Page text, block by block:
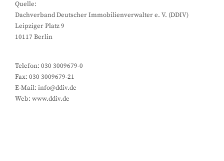
Quelle:
Dachverband Deutscher Immobilienverwalter e. V. (DDIV)
Leipziger Platz 9
10117 Berlin
Telefon: 030 3009679-0
Fax: 030 3009679-21
E-Mail: info@ddiv.de
Web: www.ddiv.de